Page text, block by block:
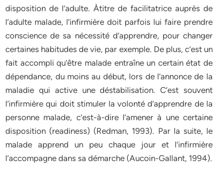
disposition de l’adulte. Àtitre de facilitatrice auprès de
l’adulte malade, l’infirmière doit parfois lui faire prendre
conscience de sa nécessité d’apprendre, pour changer
certaines habitudes de vie, par exemple. De plus, c’est un
fait accompli qu’être malade entraîne un certain état de
dépendance, du moins au début, lors de l’annonce de la
maladie qui active une déstabilisation. C’est souvent
l’infirmière qui doit stimuler la volonté d’apprendre de la
personne malade, c’est-à-dire l’amener à une certaine
disposition (readiness) (Redman, 1993). Par la suite, le
malade apprend un peu chaque jour et l’infirmière
l’accompagne dans sa démarche (Aucoin-Gallant, 1994).